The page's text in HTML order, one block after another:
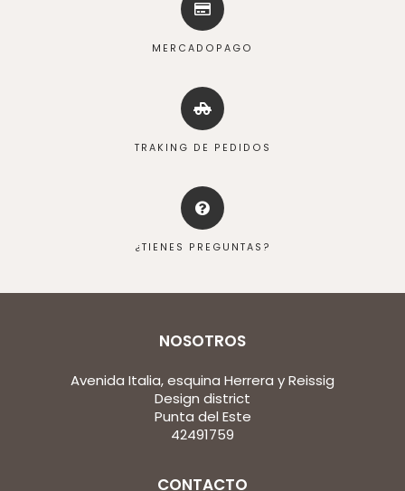
MERCADOPAGO
TRAKING DE PEDIDOS
¿TIENES PREGUNTAS?
NOSOTROS
Avenida Italia, esquina Herrera y Reissig
Design district
Punta del Este
42491759
CONTACTO